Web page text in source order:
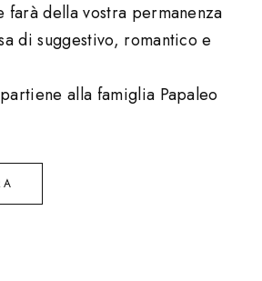
farà della vostra permanenza
di suggestivo, romantico e
alla famiglia Papaleo